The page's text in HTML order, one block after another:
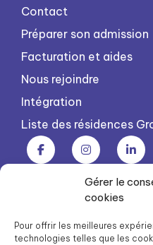
Gérer le
cookies
Pour offrir les meilleures
technologies telles que les
Contact
Préparer son admission
Facturation et aides
Nous rejoindre
Intégration
Liste des résidences
Groupe SOS Seniors est
dg.seniors@groupe-sos.org